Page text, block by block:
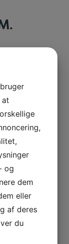
KL. P** 0-4
at
og
dem
eller
af deres
du